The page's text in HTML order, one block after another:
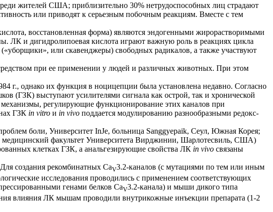
жителей США; приблизительно 30% нетрудоспособных лиц страдают
или приводят к серьезным побочным реакциям. Вместе с тем
восстановленная форма) являются эндогенными жирорастворимыми
ЛК и дигидролипоевая кислота играют важную роль в реакциях цикла
или скавенджеры) свободных радикалов, а также участвуют
при ее применении у людей и различных животных. При этом
г., однако их функция в ноцицепции была установлена недавно. Согласно
(ГЗК) выступают усилителями сигнала как острой, так и хронической
регулирующие функционирование этих каналов при
ГЗК in vitro и in vivo поддается модулированию разнообразными редокс-
боли, Университет InJe, больница Sanggyepaik, Сеул, Южная Корея;
медицинский факультет Университета Вирджинии, Шарлотесвиль, США)
клетках ГЗК, а анальгезирующие свойства ЛК in vivo связаны
создания рекомбинатных CaV3.2-каналов (с мутациями по тем или иным
исследования проводились с применением соответствующих
генами белков CaV3.2-канала) и мыши дикого типа
влияния ЛК мышам проводили внутрикожные инъекции препарата (1-2